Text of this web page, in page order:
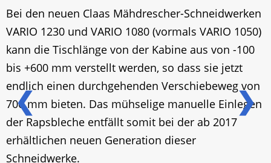
❮ ❯
Bei den neuen Claas Mähdrescher-Schneidwerken
VARIO 1230 und VARIO 1080 (vormals VARIO 1050)
kann die Tischlänge von der Kabine aus von -100
bis +600 mm verstellt werden, so dass sie jetzt
endlich einen durchgehenden Verschiebeweg von
700 mm bieten. Das mühselige manuelle Einlegen
der Rapsbleche entfällt somit bei der ab 2017
erhältlichen neuen Generation dieser
Schneidwerke.